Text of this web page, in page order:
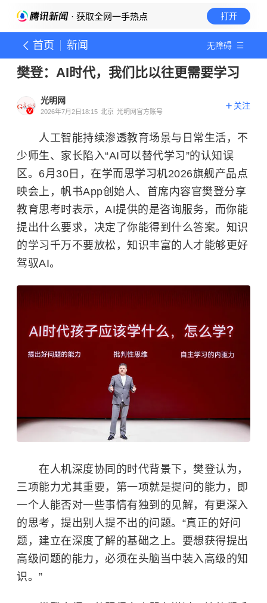
· 获取全网一手热点 打开
首页 新闻 无障碍
樊登：AI时代，我们比以往更需要学习
光明网
2026年7月2日18:15 北京 光明网官方账号
关注
人工智能持续渗透教育场景与日常生活，不
少师生、家长陷入“AI可以替代学习”的认知误
区。6月30日，在学而思学习机2026旗舰产品点
映会上，帆书App创始人、首席内容官樊登分享
教育思考时表示，AI提供的是咨询服务，而你能
提出什么要求，决定了你能得到什么答案。知识
的学习千万不要放松，知识丰富的人才能够更好
驾驭AI。
在人机深度协同的时代背景下，樊登认为，
三项能力尤其重要，第一项就是提问的能力，即
一个人能否对一些事情有独到的见解，有更深入
的思考，提出别人提不出的问题。“真正的好问
题，建立在深度了解的基础之上。要想获得提出
高级问题的能力，必须在头脑当中装入高级的知
识。”